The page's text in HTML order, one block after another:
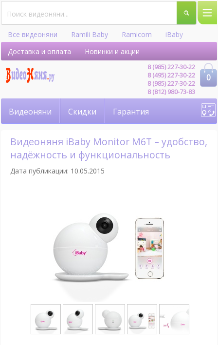
Все видеоняни Ramili Baby Ramicom
iBaby
Hellobaby
Доставка и оплата Новинки и акции
0
8 (985) 227-30-22
8 (495) 227-30-22
8 (985) 227-30-22
8 (812) 980-73-83
Видеоняни Скидки Гарантия
Видеоняня iBaby Monitor M6T – удобство,
надёжность и функциональность
Дата публикации: 10.05.2015